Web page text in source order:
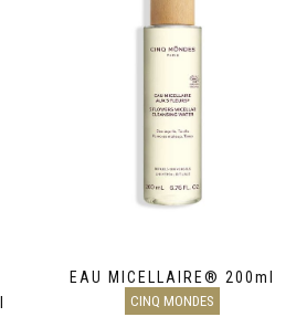
EAU MICELLAIRE® 200ml
CINQ MONDES